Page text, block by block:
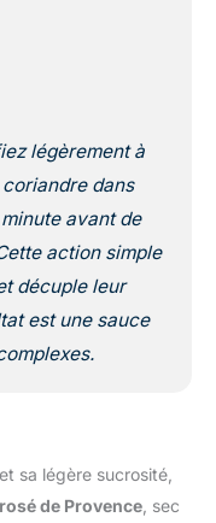
légèrement à
dans
avant de
action simple
décuple leur
est une sauce
sa légère sucrosité,
rosé de Provence , sec